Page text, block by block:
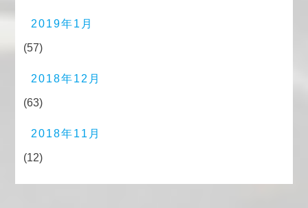
2019年1月
(57)
2018年12月
(63)
2018年11月
(12)